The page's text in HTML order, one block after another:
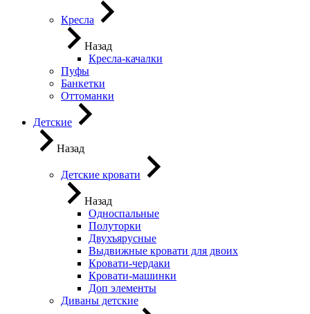
Кресла
Назад
Кресла-качалки
Пуфы
Банкетки
Оттоманки
Детские
Назад
Детские кровати
Назад
Односпальные
Полуторки
Двухъярусные
Выдвижные кровати для двоих
Кровати-чердаки
Кровати-машинки
Доп элементы
Диваны детские